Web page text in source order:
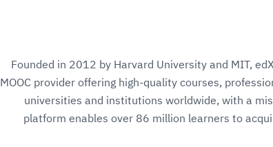
Founded in 2012 by Harvard University and MIT,
MOOC provider offering high-quality courses,
universities and institutions worldwide, with a
platform enables over 86 million learners to